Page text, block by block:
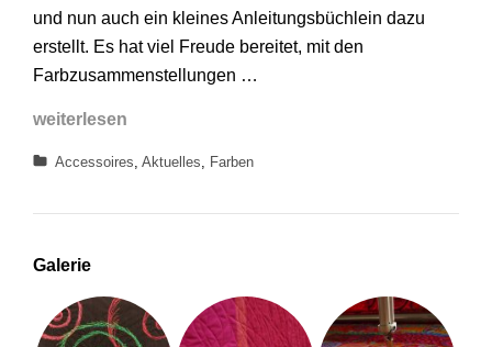
und nun auch ein kleines Anleitungsbüchlein dazu
erstellt. Es hat viel Freude bereitet, mit den
Farbzusammenstellungen …
weiterlesen
Categories
Accessoires Aktuelles Farben
Galerie